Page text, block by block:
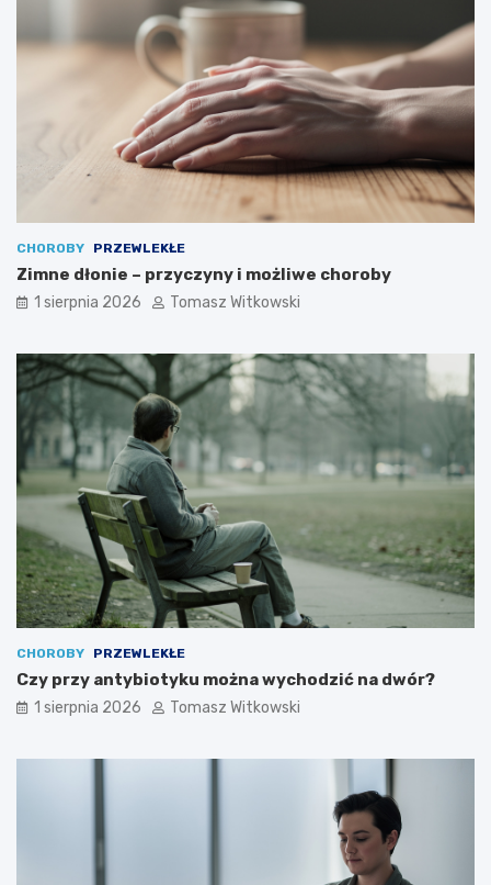
CHOROBY PRZEWLEKŁE
Zimne dłonie – przyczyny i możliwe choroby
1 sierpnia 2026 Tomasz Witkowski
CHOROBY PRZEWLEKŁE
Czy przy antybiotyku można wychodzić na dwór?
1 sierpnia 2026 Tomasz Witkowski